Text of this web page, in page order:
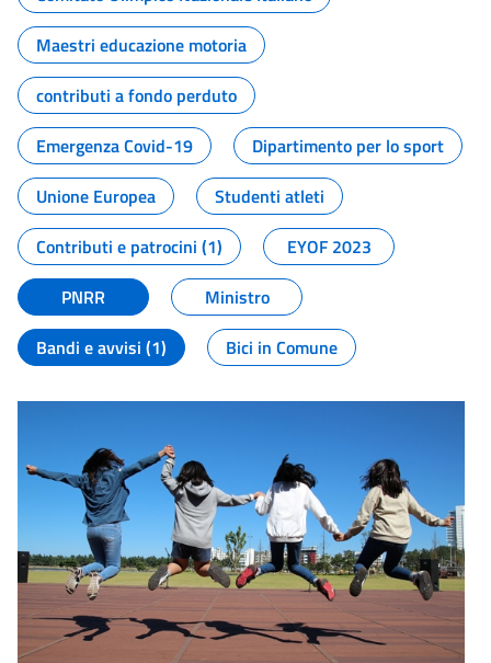
Maestri educazione motoria
contributi a fondo perduto
Emergenza Covid-19
Dipartimento per lo sport
Unione Europea
Studenti atleti
Contributi e patrocini (1)
EYOF 2023
PNRR
Ministro
Bandi e avvisi (1)
Bici in Comune